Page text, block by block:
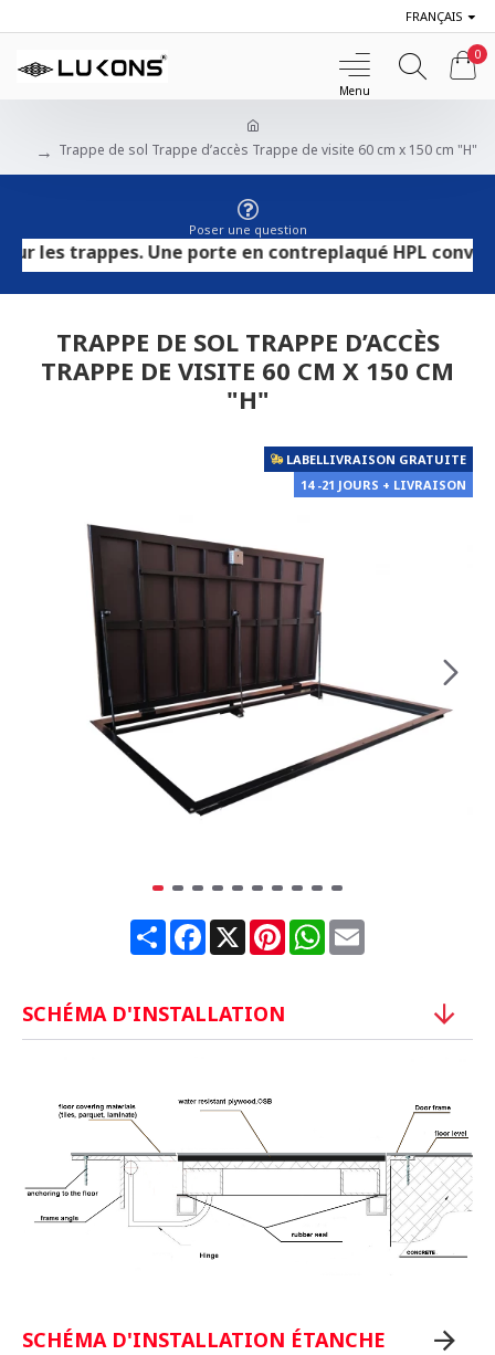
FRANÇAIS
0
Trappe de sol Trappe d’accès Trappe de visite 60 cm x 150 cm "H"
Poser une question
Une porte en contreplaqué HPL convient
TRAPPE DE SOL TRAPPE D’ACCÈS
TRAPPE DE VISITE 60 CM X 150 CM
"H"
LABELLIVRAISON GRATUITE
14 -21 JOURS + LIVRAISON
ShareFacebook
X PinterestWhatsApp
Email
SCHÉMA D'INSTALLATION
SCHÉMA D'INSTALLATION ÉTANCHE